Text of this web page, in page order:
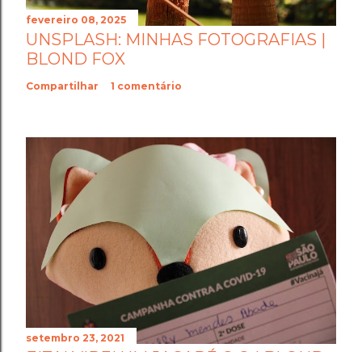
fevereiro 08, 2025
UNSPLASH: MINHAS FOTOGRAFIAS |
BLOND FOX
Compartilhar 1 comentário
setembro 23, 2021